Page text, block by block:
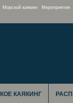
Морской каякинг Мероприятия
КАЯКИНГ